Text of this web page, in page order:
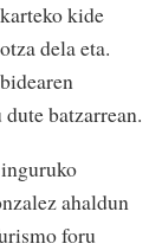
kide
dela eta.
batzarrean.
ahaldun
foru